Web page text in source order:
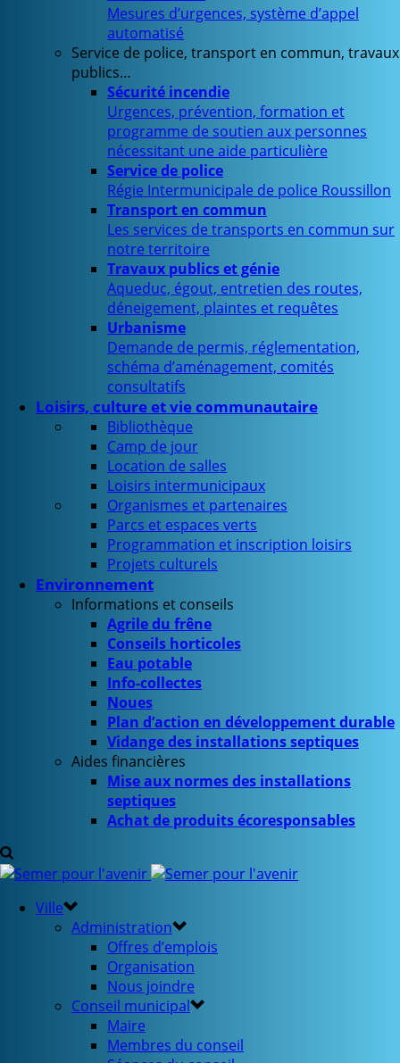
Mesures d’urgences, système d’appel
automatisé
Service de police, transport en commun, travaux
publics…
Sécurité incendie
Urgences, prévention, formation et
programme de soutien aux personnes
nécessitant une aide particulière
Service de police
Régie Intermunicipale de police Roussillon
Transport en commun
Les services de transports en commun sur
notre territoire
Travaux publics et génie
Aqueduc, égout, entretien des routes,
déneigement, plaintes et requêtes
Urbanisme
Demande de permis, réglementation,
schéma d’aménagement, comités
consultatifs
Loisirs, culture et vie communautaire
Bibliothèque
Camp de jour
Location de salles
Loisirs intermunicipaux
Organismes et partenaires
Parcs et espaces verts
Programmation et inscription loisirs
Projets culturels
Environnement
Informations et conseils
Agrile du frêne
Conseils horticoles
Eau potable
Info-collectes
Noues
Plan d’action en développement durable
Vidange des installations septiques
Aides financières
Mise aux normes des installations
septiques
Achat de produits écoresponsables
Ville
Administration
Offres d’emplois
Organisation
Nous joindre
Conseil municipal
Maire
Membres du conseil